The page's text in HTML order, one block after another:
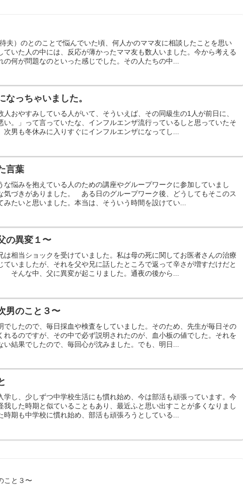
夫）のとのことで悩んでいた頃、何人かのママ友に相談したことを思い
いた人の中には、反応が薄かったママ友も数人いました。今から考える
の何が問題なのといった感じでした。その人たちの中...
なっちゃいました。
人おやすみしている人がいて、そういえば、その同級生の1人が前日に、
い。」って言っていたな、インフルエンザ流行っているしと思っていたそ
次男も冬休みに入りすぐにインフルエンザになってし...
言葉
な悩みを抱えている人のための講座やグループワークに参加していまし
気づきがありました。 ある日のグループワーク後、どうしてもそこのス
みたいと思いました。本当は、そういう時間を設けてい...
の異変１〜
は相当ショックを受けていました。私は母の死に関してお医者さんの治療
ていましたが、それを父や兄に話したところで返って辛さが増すだけだと
そんな中、父に異変が起こりました。通夜の後から...
男のこと３〜
でしたので、毎日採血や検査をしていました。そのため、先生が毎日その
れるのですが、その中で必ず説明されたのが、血小板の値でした。それを
い結果でしたので、毎回心が沈みました。でも、明日...
学し、少しずつ中学校生活にも慣れ始め、今は部活も頑張っています。今
我した時期と似ていることもあり、最近ふと思い出すことが多くなりまし
時期も中学校に慣れ始め、部活も頑張ろうとしている...
こと３〜